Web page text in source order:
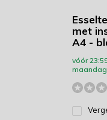
met
A4 -
vóór